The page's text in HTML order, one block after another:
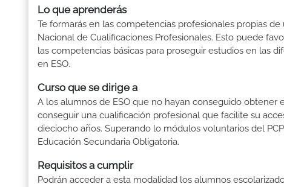
Lo que aprenderás
Te formarás en las competencias profesionales propias
Nacional de Cualificaciones Profesionales. Esto puede
las competencias básicas para proseguir estudios en las
en ESO.
Curso que se dirige a
A los alumnos de ESO que no hayan conseguido obtener
conseguir una cualificación profesional que facilite su
dieciocho años. Superando lo módulos voluntarios del
Educación Secundaria Obligatoria.
Requisitos a cumplir
Podrán acceder a esta modalidad los alumnos